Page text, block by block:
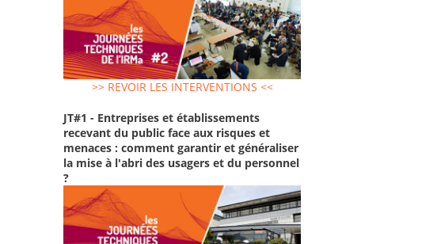
>> REVOIR LES INTERVENTIONS <<
JT#1 - Entreprises et établissements
recevant du public face aux risques et
menaces : comment garantir et généraliser
la mise à l'abri des usagers et du personnel
?